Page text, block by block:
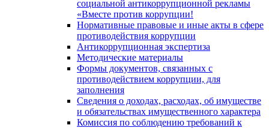
социальной антикоррупционной рекламы
«Вместе против коррупции!
Нормативные правовые и иные акты в сфере
противодействия коррупции
Антикоррупционная экспертиза
Методические материалы
Формы документов, связанных с
противодействием коррупции, для
заполнения
Сведения о доходах, расходах, об имуществе
и обязательствах имущественного характера
Комиссия по соблюдению требований к